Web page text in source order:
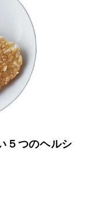
５つのヘルシ